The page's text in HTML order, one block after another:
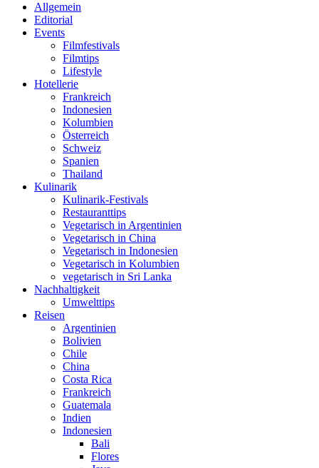
Allgemein
Editorial
Events
Filmfestivals
Filmtips
Lifestyle
Hotellerie
Frankreich
Indonesien
Kolumbien
Österreich
Schweiz
Spanien
Thailand
Kulinarik
Kulinarik-Festivals
Restauranttips
Vegetarisch in Argentinien
Vegetarisch in China
Vegetarisch in Indonesien
Vegetarisch in Kolumbien
vegetarisch in Sri Lanka
Nachhaltigkeit
Umwelttips
Reisen
Argentinien
Bolivien
Chile
China
Costa Rica
Frankreich
Guatemala
Indien
Indonesien
Bali
Flores